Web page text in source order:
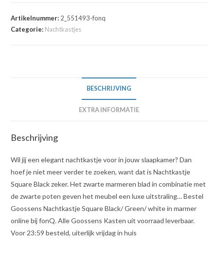
Artikelnummer: 2_551493-fonq
Categorie: Nachtkastjes
BESCHRIJVING
EXTRA INFORMATIE
Beschrijving
Wil jij een elegant nachtkastje voor in jouw slaapkamer? Dan
hoef je niet meer verder te zoeken, want dat is Nachtkastje
Square Black zeker. Het zwarte marmeren blad in combinatie met
de zwarte poten geven het meubel een luxe uitstraling… Bestel
Goossens Nachtkastje Square Black/ Green/ white in marmer
online bij fonQ. Alle Goossens Kasten uit voorraad leverbaar.
Voor 23:59 besteld, uiterlijk vrijdag in huis